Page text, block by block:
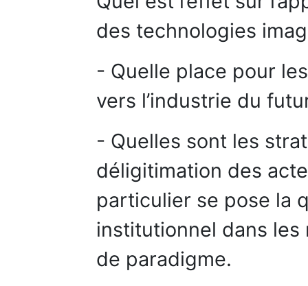
des technologies
- Quelle place pour
vers l’industrie du
- Quelles sont les
déligitimation des
particulier se pose la
institutionnel dans
de paradigme.